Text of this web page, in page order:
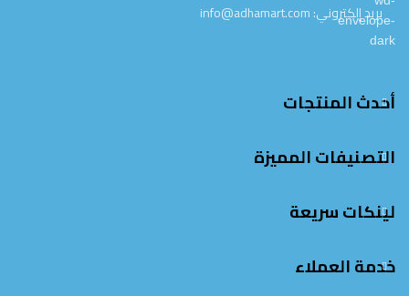
بريد إلكتروني: info@adhamart.com
أحدث المنتجات
التصنيفات المميزة
لينكات سريعة
خدمة العملاء